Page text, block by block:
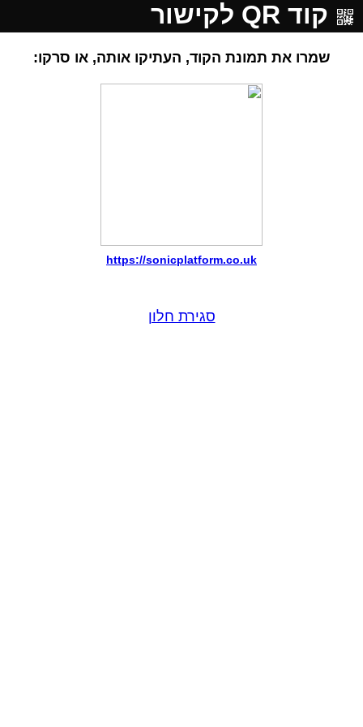
קוד QR לקישור
שמרו את תמונת הקוד, העתיקו אותה, או סרקו:
https://sonicplatform.co.uk
סגירת חלון